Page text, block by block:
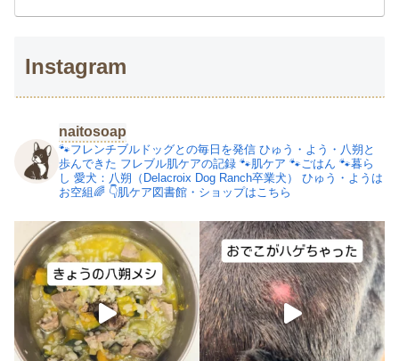
Instagram
naitosoap
🐾フレンチブルドッグとの毎日を発信 ひゅう・よう・八朔と
歩んできた フレブル肌ケアの記録 🐾肌ケア 🐾ごはん 🐾暮ら
し 愛犬：八朔（Delacroix Dog Ranch卒業犬）
ひゅう・ようは
お空組🌈 👇肌ケア図書館・ショップはこちら